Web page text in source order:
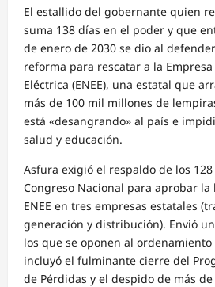
El estallido del gobernante quien
suma 138 días en el poder y que
de enero de 2030 se dio al
reforma para rescatar a la
Eléctrica (ENEE), una estatal que
más de 100 mil millones de
está «desangrando» al país e
salud y educación.
Asfura exigió el respaldo de los
Congreso Nacional para aprobar
ENEE en tres empresas estatales
generación y distribución). Envió
los que se oponen al
incluyó el fulminante cierre del
de Pérdidas y el despido de más